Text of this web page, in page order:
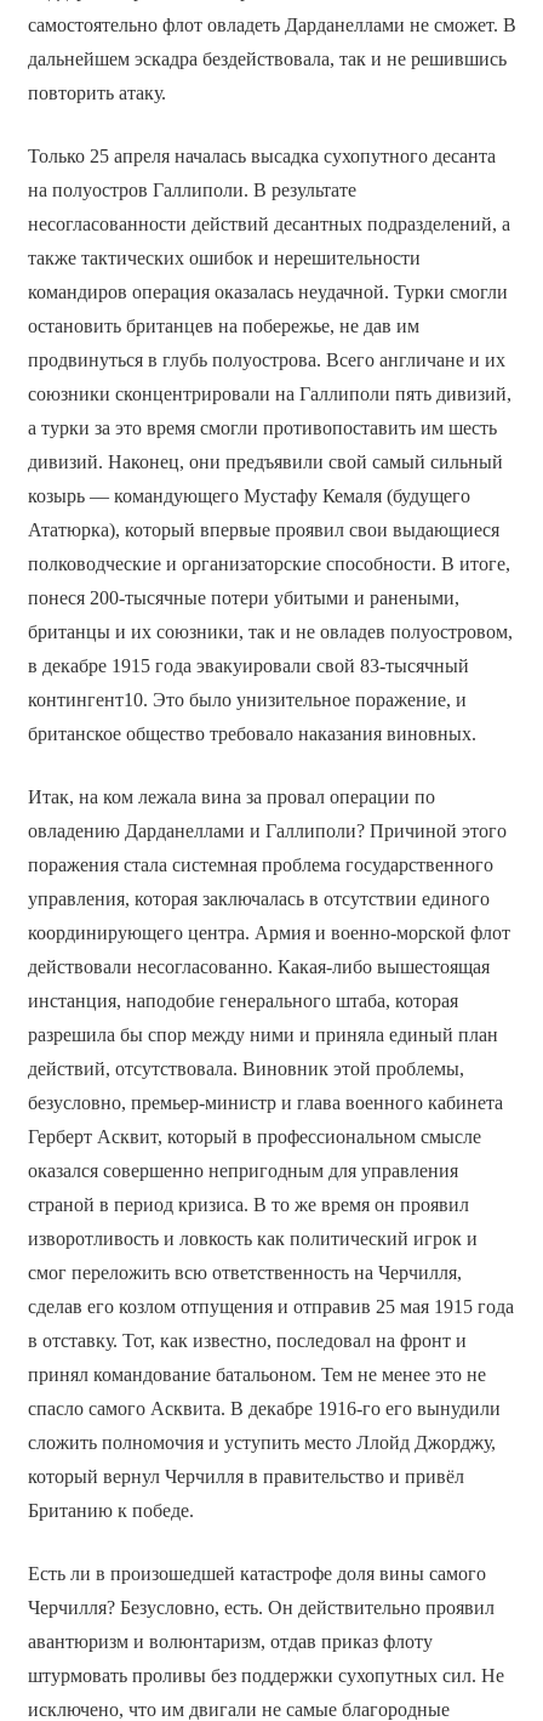
самостоятельно флот овладеть Дарданеллами не сможет. В
дальнейшем эскадра бездействовала, так и не решившись
повторить атаку.
Только 25 апреля началась высадка сухопутного десанта
на полуостров Галлиполи. В результате
несогласованности действий десантных подразделений, а
также тактических ошибок и нерешительности
командиров операция оказалась неудачной. Турки смогли
остановить британцев на побережье, не дав им
продвинуться в глубь полуострова. Всего англичане и их
союзники сконцентрировали на Галлиполи пять дивизий,
а турки за это время смогли противопоставить им шесть
дивизий. Наконец, они предъявили свой самый сильный
козырь — командующего Мустафу Кемаля (будущего
Ататюрка), который впервые проявил свои выдающиеся
полководческие и организаторские способности. В итоге,
понеся 200-тысячные потери убитыми и ранеными,
британцы и их союзники, так и не овладев полуостровом,
в декабре 1915 года эвакуировали свой 83-тысячный
контингент10. Это было унизительное поражение, и
британское общество требовало наказания виновных.
Итак, на ком лежала вина за провал операции по
овладению Дарданеллами и Галлиполи? Причиной этого
поражения стала системная проблема государственного
управления, которая заключалась в отсутствии единого
координирующего центра. Армия и военно-морской флот
действовали несогласованно. Какая-либо вышестоящая
инстанция, наподобие генерального штаба, которая
разрешила бы спор между ними и приняла единый план
действий, отсутствовала. Виновник этой проблемы,
безусловно, премьер-министр и глава военного кабинета
Герберт Асквит, который в профессиональном смысле
оказался совершенно непригодным для управления
страной в период кризиса. В то же время он проявил
изворотливость и ловкость как политический игрок и
смог переложить всю ответственность на Черчилля,
сделав его козлом отпущения и отправив 25 мая 1915 года
в отставку. Тот, как известно, последовал на фронт и
принял командование батальоном. Тем не менее это не
спасло самого Асквита. В декабре 1916-го его вынудили
сложить полномочия и уступить место Ллойд Джорджу,
который вернул Черчилля в правительство и привёл
Британию к победе.
Есть ли в произошедшей катастрофе доля вины самого
Черчилля? Безусловно, есть. Он действительно проявил
авантюризм и волюнтаризм, отдав приказ флоту
штурмовать проливы без поддержки сухопутных сил. Не
исключено, что им двигали не самые благородные